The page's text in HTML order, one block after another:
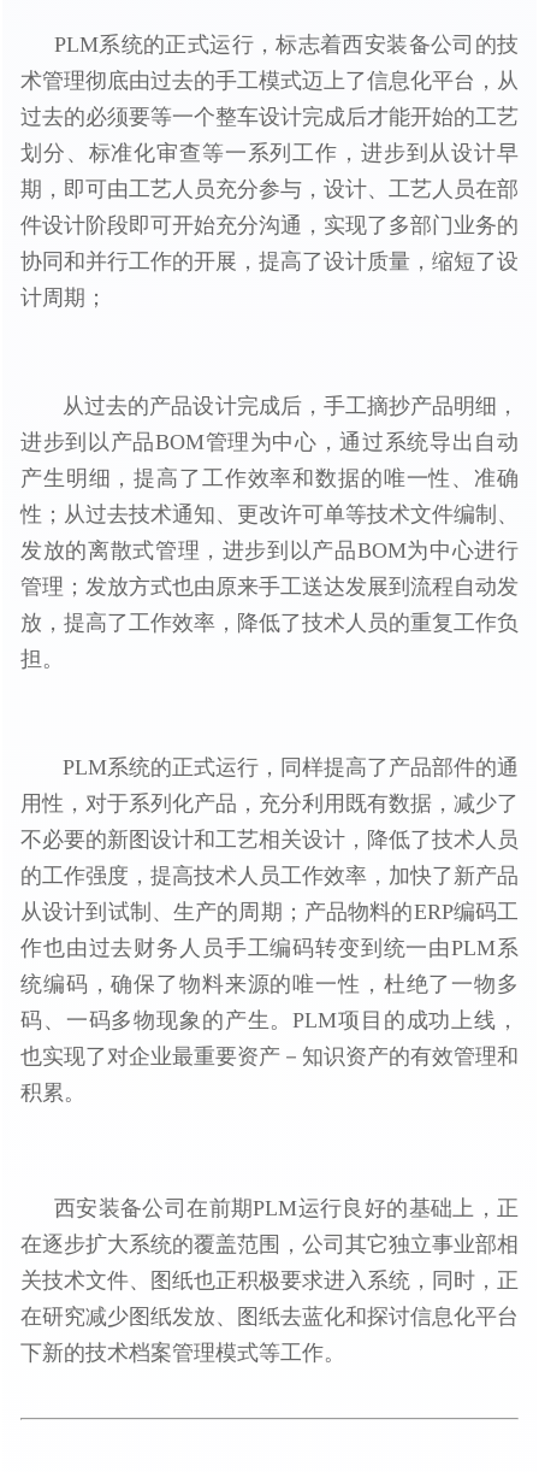
PLM系统的正式运行，标志着西安装备公司的技
术管理彻底由过去的手工模式迈上了信息化平台，从
过去的必须要等一个整车设计完成后才能开始的工艺
划分、标准化审查等一系列工作，进步到从设计早
期，即可由工艺人员充分参与，设计、工艺人员在部
件设计阶段即可开始充分沟通，实现了多部门业务的
协同和并行工作的开展，提高了设计质量，缩短了设
计周期；
从过去的产品设计完成后，手工摘抄产品明细，
进步到以产品BOM管理为中心，通过系统导出自动
产生明细，提高了工作效率和数据的唯一性、准确
性；从过去技术通知、更改许可单等技术文件编制、
发放的离散式管理，进步到以产品BOM为中心进行
管理；发放方式也由原来手工送达发展到流程自动发
放，提高了工作效率，降低了技术人员的重复工作负
担。
PLM系统的正式运行，同样提高了产品部件的通
用性，对于系列化产品，充分利用既有数据，减少了
不必要的新图设计和工艺相关设计，降低了技术人员
的工作强度，提高技术人员工作效率，加快了新产品
从设计到试制、生产的周期；产品物料的ERP编码工
作也由过去财务人员手工编码转变到统一由PLM系
统编码，确保了物料来源的唯一性，杜绝了一物多
码、一码多物现象的产生。PLM项目的成功上线，
也实现了对企业最重要资产－知识资产的有效管理和
积累。
西安装备公司在前期PLM运行良好的基础上，正
在逐步扩大系统的覆盖范围，公司其它独立事业部相
关技术文件、图纸也正积极要求进入系统，同时，正
在研究减少图纸发放、图纸去蓝化和探讨信息化平台
下新的技术档案管理模式等工作。